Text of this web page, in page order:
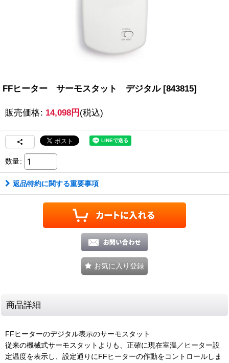
FFヒーター サーモスタット デジタル [843815]
販売価格: 14,098円 (税込)
数量:
返品特約に関する重要事項
お気に入り登録
商品詳細
FFヒーターのデジタル表示のサーモスタット
従来の機械式サーモスタットよりも、正確に現在室温／ヒーター設
定温度を表示し、設定通りにFFヒーターの作動をコントロールしま